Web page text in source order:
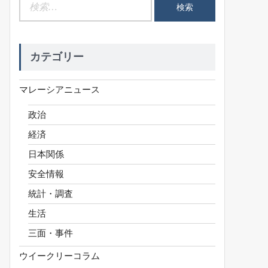
カテゴリー
マレーシアニュース
政治
経済
日本関係
安全情報
統計・調査
生活
三面・事件
ウイークリーコラム